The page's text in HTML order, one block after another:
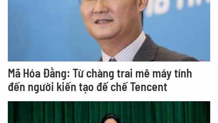
Mã Hóa Đằng: Từ chàng trai mê máy tính
đến người kiến tạo đế chế Tencent